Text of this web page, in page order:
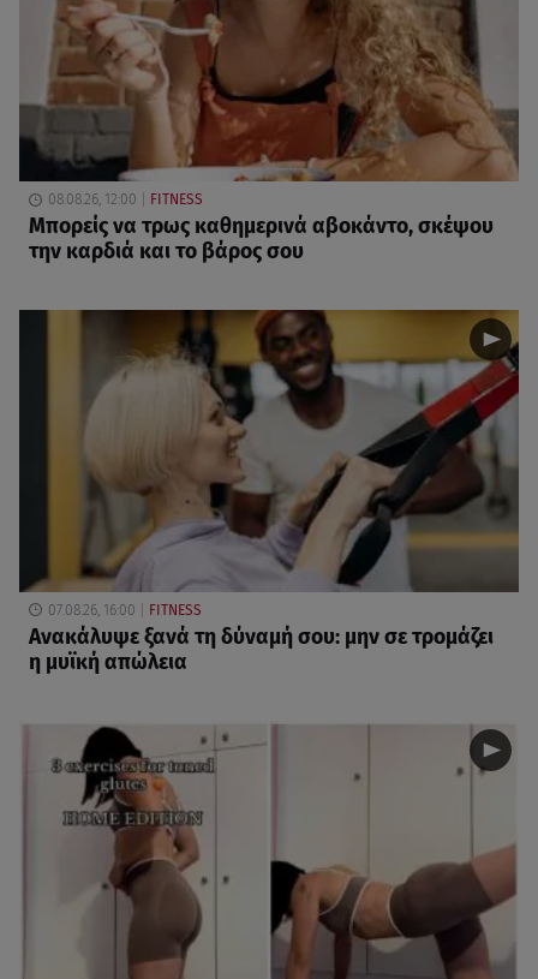
08.08.26, 12:00 FITNESS
Μπορείς να τρως καθημερινά αβοκάντο, σκέψου
την καρδιά και το βάρος σου
07.08.26, 16:00 FITNESS
Ανακάλυψε ξανά τη δύναμή σου: μην σε τρομάζει
η μυϊκή απώλεια